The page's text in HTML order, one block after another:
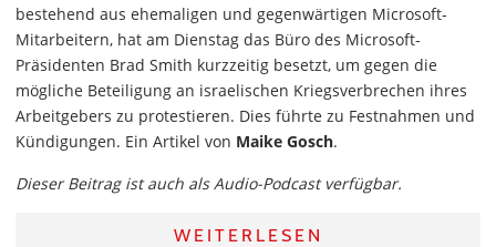
bestehend aus ehemaligen und gegenwärtigen Microsoft-
Mitarbeitern, hat am Dienstag das Büro des Microsoft-
Präsidenten Brad Smith kurzzeitig besetzt, um gegen die
mögliche Beteiligung an israelischen Kriegsverbrechen ihres
Arbeitgebers zu protestieren. Dies führte zu Festnahmen und
Kündigungen. Ein Artikel von Maike Gosch.
Dieser Beitrag ist auch als Audio-Podcast verfügbar.
WEITERLESEN